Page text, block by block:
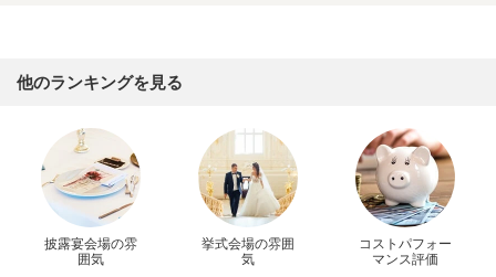
他のランキングを見る
披露宴会場の雰
囲気
挙式会場の雰囲
気
コストパフォー
マンス評価